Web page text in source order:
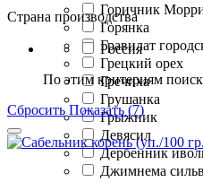
Горичник
Горянка
Гравилат
Грецкий орех
Гречиха
Грушанка
Грыжник
Девясил
Дербенник
Джимнема
Страна производства
Россия
По этим критериям
Сбросить Показать (7)